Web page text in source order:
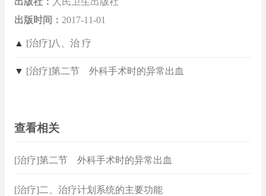
出版时间： 2017-11-01
▲ [治疗]八、治 疗
▼ [治疗]第二节 外科手术时的异常出血
查看相关
[治疗]第二节 外科手术时的异常出血
[治疗]二、治疗计划系统的主要功能